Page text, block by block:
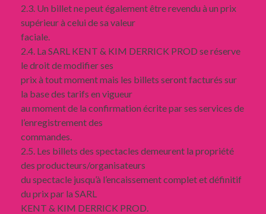
2.3. Un billet ne peut également être revendu à un prix
supérieur à celui de sa valeur
faciale.
2.4. La SARL KENT & KIM DERRICK PROD se réserve
le droit de modifier ses
prix à tout moment mais les billets seront facturés sur
la base des tarifs en vigueur
au moment de la confirmation écrite par ses services de
l’enregistrement des
commandes.
2.5. Les billets des spectacles demeurent la propriété
des producteurs/organisateurs
du spectacle jusqu’à l’encaissement complet et définitif
du prix par la SARL
KENT & KIM DERRICK PROD.